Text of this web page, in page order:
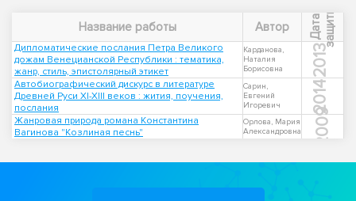
Название работы Автор Д
а
т
а
з
а
щ
и
т ы
Дипломатические послания Петра Великого
дожам Венецианской Республики : тематика,
жанр, стиль, эпистолярный этикет
Карданова,
Наталия
Борисовна
2013
Автобиографический дискурс в литературе
Древней Руси XI-XIII веков : жития, поучения,
послания
Сарин,
Евгений
Игоревич
2014
Жанровая природа романа Константина
Вагинова "Козлиная песнь"
Орлова, Мария
Александровна
2009